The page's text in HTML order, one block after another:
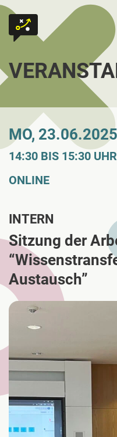
Zum Inhalt springen
Zur Startseite
MO, 23.06.2025
14:30 BIS 15:30 UHR
ONLINE
INTERN
Sitzung der
Austausch”